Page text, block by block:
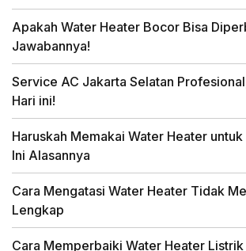
Apakah Water Heater Bocor Bisa
Jawabannya!
Service AC Jakarta Selatan
Hari ini!
Haruskah Memakai Water Heater untuk
Ini Alasannya
Cara Mengatasi Water Heater Tidak
Lengkap
Cara Memperbaiki Water Heater Listrik